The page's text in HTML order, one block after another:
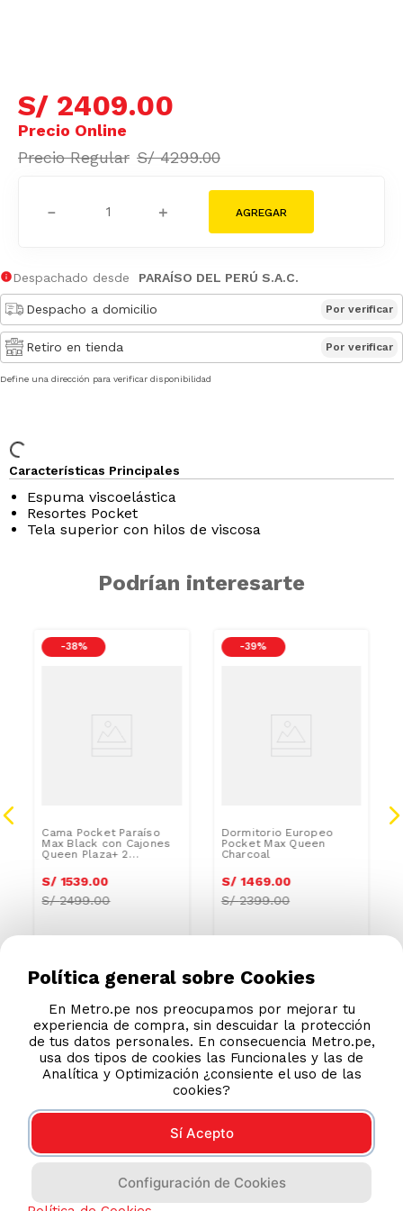
S/ 2409.00
S/ 4299.00
＋
－
Despachado desde PARAÍSO DEL PERÚ S.A.C.
Despacho a domicilio Por verificar
Retiro en tienda Por verificar
Define una dirección para verificar disponibilidad
Características Principales
Espuma viscoelástica
Resortes Pocket
Tela superior con hilos de viscosa
Podrían interesarte
-38 %
Cama Pocket Paraíso
Max Black con Cajones
Queen Plaza+ 2
S/ 1539.00
S/2499.00
-39 %
Dormitorio Europeo
Pocket Max Queen
Charcoal
S/ 1469.00
S/2399.00
Política general sobre Cookies
En Metro.pe nos preocupamos por mejorar tu
experiencia de compra, sin descuidar la protección
de tus datos personales. En consecuencia Metro.pe,
usa dos tipos de cookies las Funcionales y las de
Analítica y Optimización ¿consiente el uso de las
cookies?
Sí Acepto
Configuración de Cookies